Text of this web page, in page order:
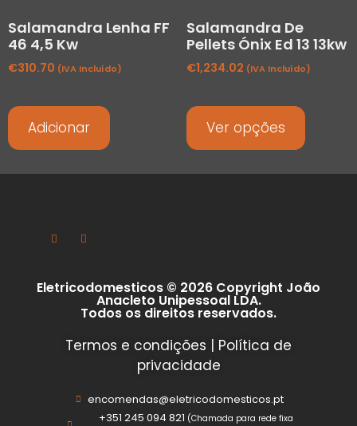
Salamandra Lenha FF
46 4,5 Kw
€310.70 (IVA Incluído)
Adicionar
Salamandra De
Pellets Ónix Ed 13 13kw
€1,234.02 (IVA Incluído)
Ver opções
Eletricodomesticos © 2026 Copyright João
Anacleto Unipessoal LDA.
Todos os direitos reservados.
Termos e condições | Política de
privacidade
encomendas@eletricodomesticos.pt
+351 245 094 821 (Chamada para rede fixa